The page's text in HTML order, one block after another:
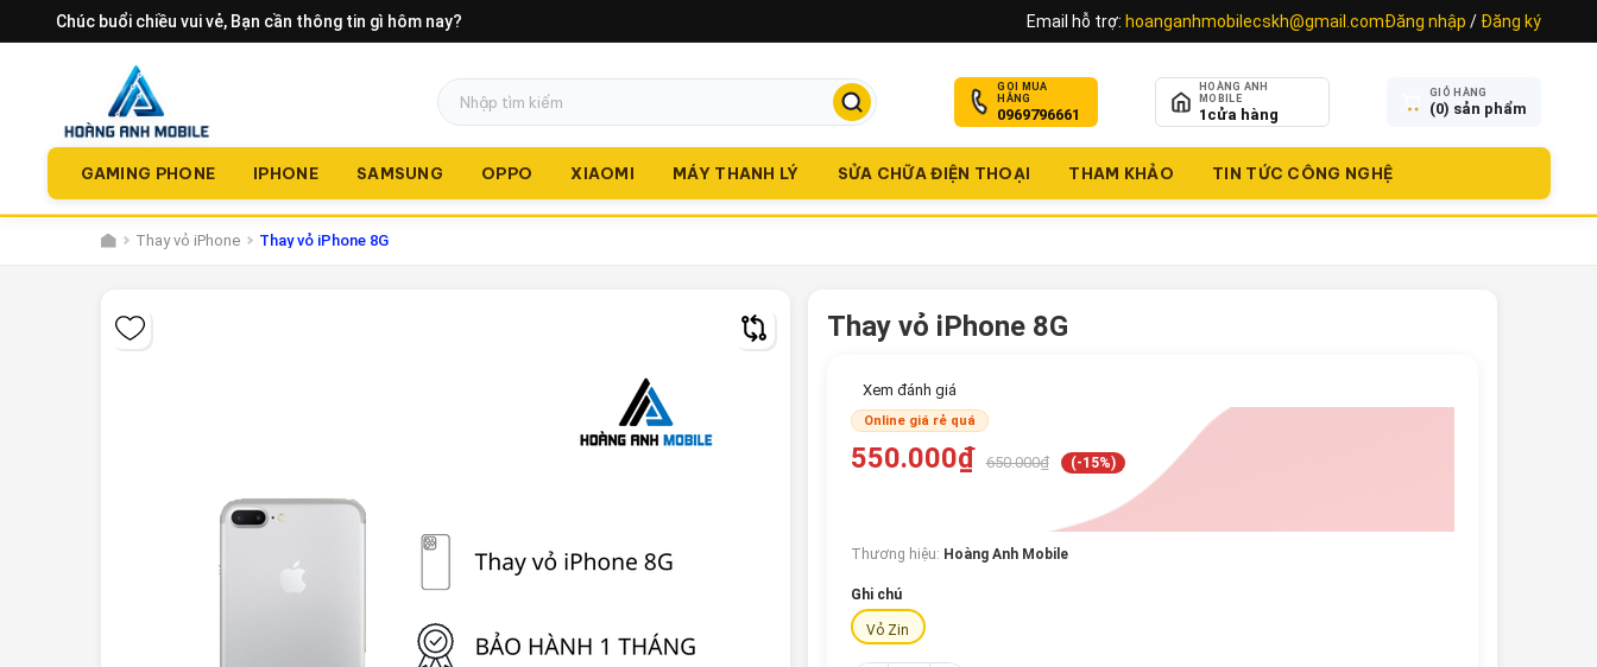
Chúc buổi chiều vui vẻ, Bạn cần thông tin gì hôm nay? Email hỗ trợ: hoanganhmobilecskh@gmail.comĐăng nhập / Đăng ký
GỌI MUA
HÀNG
0969796661
HOÀNG ANH
MOBILE
1 cửa hàng
GIỎ HÀNG
(0) sản phẩm
GAMING PHONE IPHONE SAMSUNG OPPO XIAOMI MÁY THANH LÝ SỬA CHỮA ĐIỆN THOẠI THAM KHẢO TIN TỨC CÔNG NGHỆ
Thay vỏ iPhone Thay vỏ iPhone 8G
Thay vỏ iPhone 8G
Xem đánh giá
Online giá rẻ quá
550.000₫ 650.000₫ (-15%)
Thương hiệu: Hoàng Anh Mobile
Ghi chú
Vỏ Zin